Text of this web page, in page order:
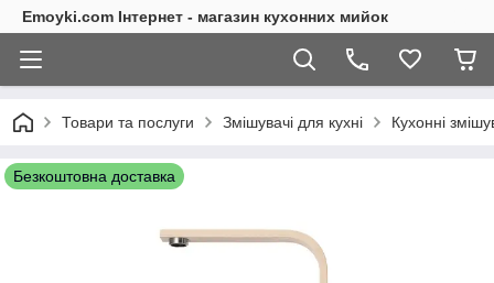
Emoyki.com Інтернет - магазин кухонних мийок
Товари та послуги Змішувачі для кухні Кухонні
Безкоштовна доставка